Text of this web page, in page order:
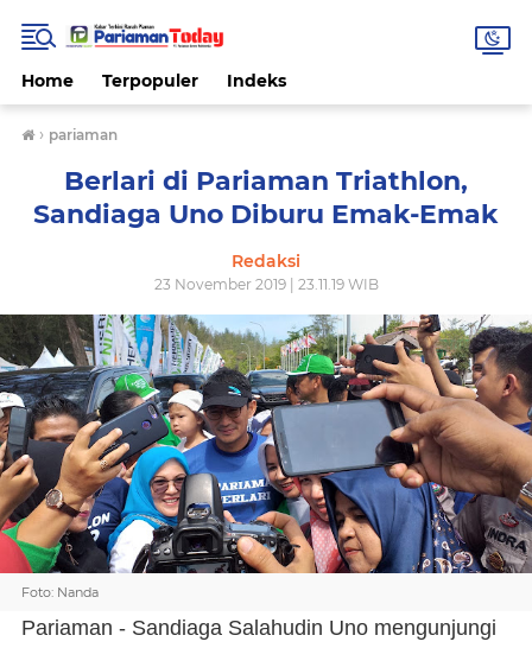
Home Terpopuler Indeks
› pariaman
Berlari di Pariaman Triathlon,
Sandiaga Uno Diburu Emak-Emak
Redaksi
23 November 2019 | 23.11.19 WIB
Foto: Nanda
Pariaman - Sandiaga Salahudin Uno mengunjungi